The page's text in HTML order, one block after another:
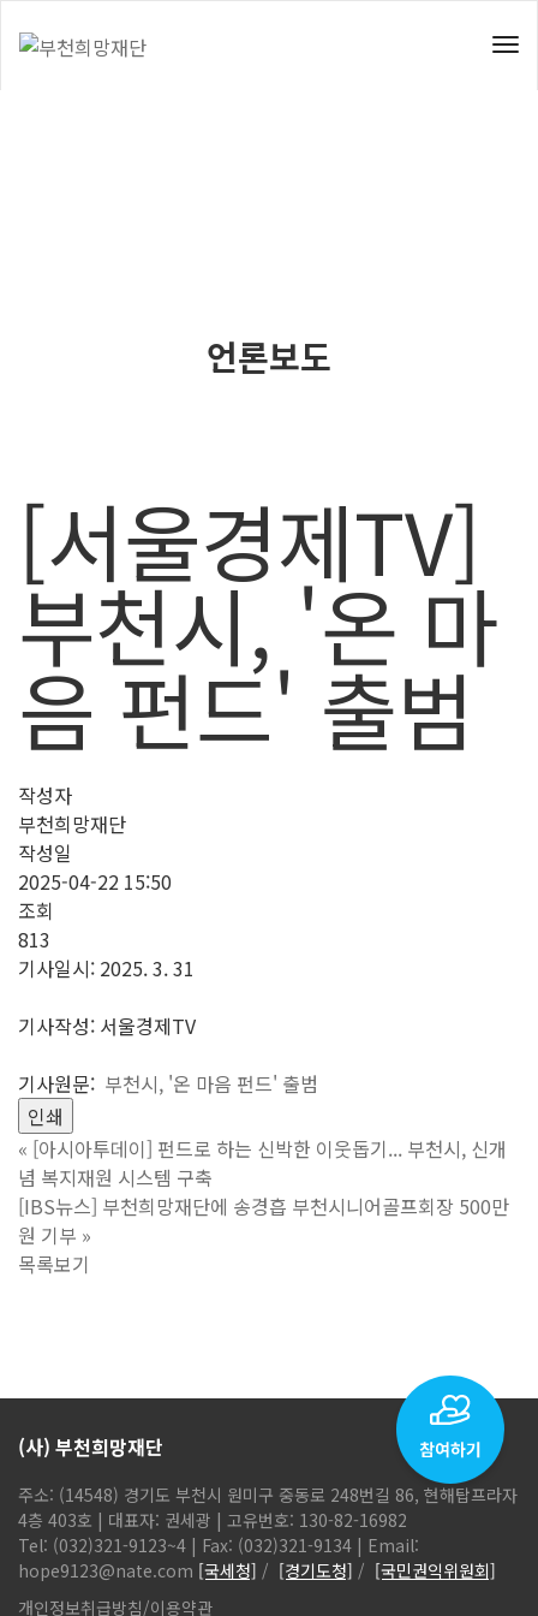
언론보도
[서울경제TV]
부천시, '온 마
음 펀드' 출범
작성자
부천희망재단
작성일
2025-04-22 15:50
조회
813
기사일시: 2025. 3. 31
기사작성: 서울경제TV
기사원문: 부천시, '온 마음 펀드' 출범
인쇄
« [아시아투데이] 펀드로 하는 신박한 이웃돕기... 부천시, 신개
념 복지재원 시스템 구축
[IBS뉴스] 부천희망재단에 송경흡 부천시니어골프회장 500만
원 기부 »
목록보기
(사) 부천희망재단
주소: (14548) 경기도 부천시 원미구 중동로 248번길 86, 현해탑프라자
4층 403호 | 대표자: 권세광 | 고유번호: 130-82-16982
Tel: (032)321-9123~4 | Fax: (032)321-9134 | Email:
hope9123@nate.com [국세청] / [경기도청] / [국민권익위원회]
개인정보취급방침/이용약관